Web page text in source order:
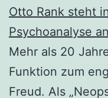
Otto Rank steht
Psychoanalyse
Mehr als 20
Funktion zum
Freud. Als